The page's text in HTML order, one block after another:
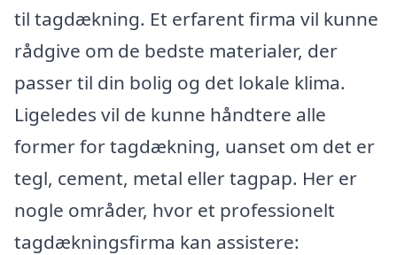
til tagdækning. Et erfarent firma vil kunne
rådgive om de bedste materialer, der
passer til din bolig og det lokale klima.
Ligeledes vil de kunne håndtere alle
former for tagdækning, uanset om det er
tegl, cement, metal eller tagpap. Her er
nogle områder, hvor et professionelt
tagdækningsfirma kan assistere: